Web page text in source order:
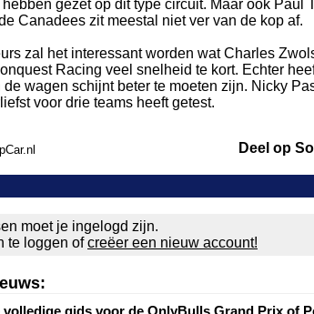
gezet op dit type circuit. Maar ook Paul
Canadees zit meestal niet ver van de kop af.
zal het interessant worden wat Charles
Racing veel snelheid te kort. Echter
wagen schijnt beter te moeten zijn. Nicky
voor drie teams heeft getest.
Deel op
moet je ingelogd zijn.
te loggen ofcreëer een nieuw account!
volledige gids voor de OnlyBulls Grand Prix of